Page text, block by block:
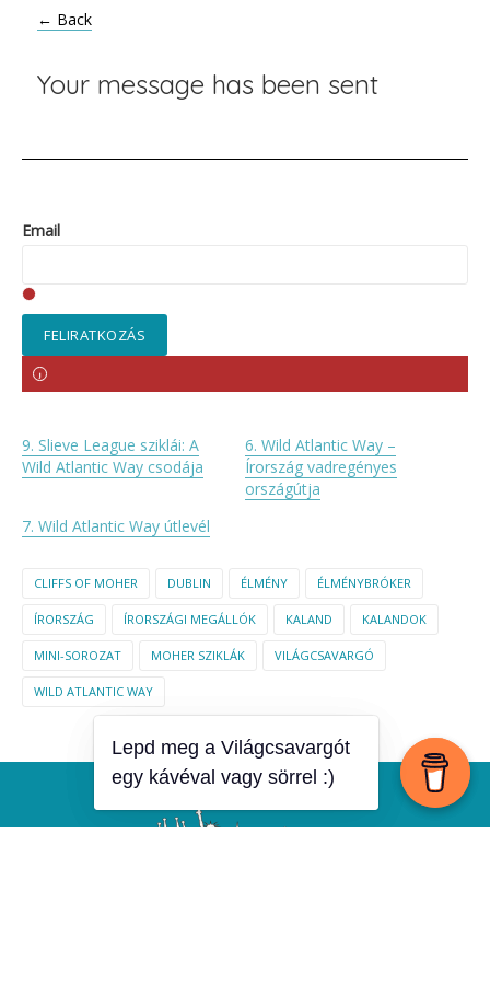
← Back
Your message has been sent
Email
FELIRATKOZÁS
9. Slieve League sziklái: A
Wild Atlantic Way csodája
6. Wild Atlantic Way –
Írország vadregényes
országútja
7. Wild Atlantic Way útlevél
CLIFFS OF MOHER DUBLIN ÉLMÉNY ÉLMÉNYBRÓKER
ÍRORSZÁG ÍRORSZÁGI MEGÁLLÓK KALAND KALANDOK
MINI-SOROZAT MOHER SZIKLÁK VILÁGCSAVARGÓ
WILD ATLANTIC WAY
Lepd meg a Világcsavargót
egy kávéval vagy sörrel :)
Lepd meg a Világcsavargót
egy kávéval vagy sörrel :)